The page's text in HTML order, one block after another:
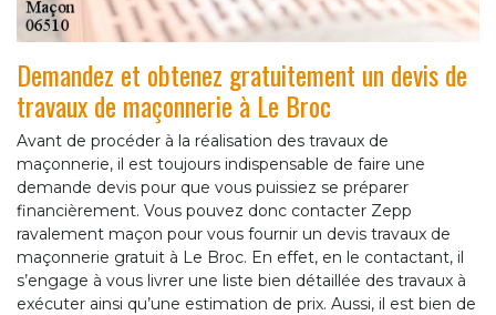
Demandez et obtenez gratuitement un devis de
travaux de maçonnerie à Le Broc
Avant de procéder à la réalisation des travaux de
maçonnerie, il est toujours indispensable de faire une
demande devis pour que vous puissiez se préparer
financièrement. Vous pouvez donc contacter Zepp
ravalement maçon pour vous fournir un devis travaux de
maçonnerie gratuit à Le Broc. En effet, en le contactant, il
s’engage à vous livrer une liste bien détaillée des travaux à
exécuter ainsi qu’une estimation de prix. Aussi, il est bien de